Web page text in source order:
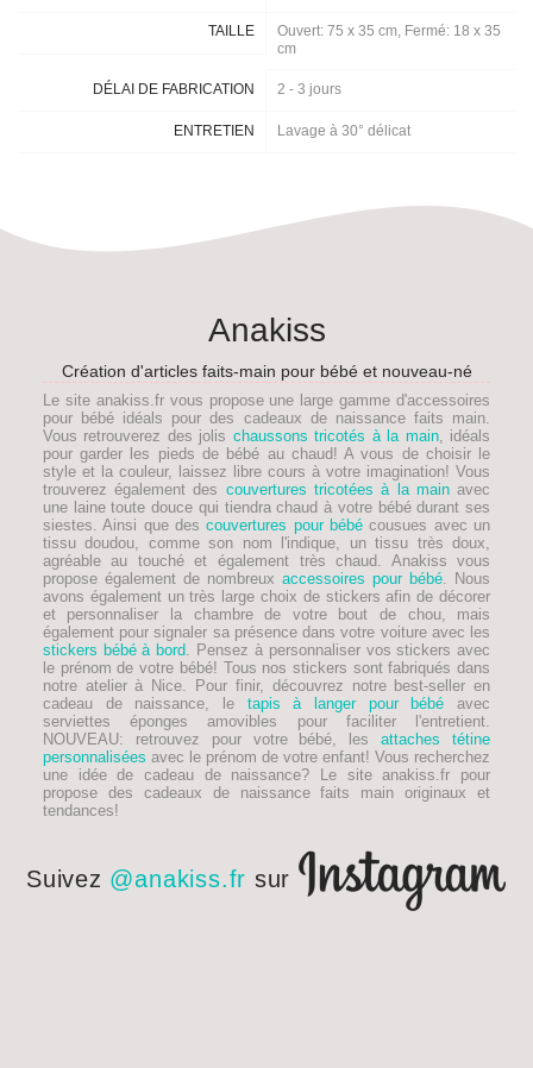
TAILLE
Ouvert: 75 x 35 cm, Fermé: 18 x 35
cm
DÉLAI DE FABRICATION 2 - 3 jours
ENTRETIEN Lavage à 30° délicat
Anakiss
Création d'articles faits-main pour bébé et nouveau-né
Le site anakiss.fr vous propose une large gamme d'accessoires
pour bébé idéals pour des cadeaux de naissance faits main.
Vous retrouverez des jolis chaussons tricotés à la main, idéals
pour garder les pieds de bébé au chaud! A vous de choisir le
style et la couleur, laissez libre cours à votre imagination! Vous
trouverez également des couvertures tricotées à la mainavec
une laine toute douce qui tiendra chaud à votre bébé durant ses
siestes. Ainsi que descouvertures pour bébé cousues avec un
tissu doudou, comme son nom l'indique, un tissu très doux,
agréable au touché et également très chaud. Anakiss vous
propose également de nombreuxaccessoires pour bébé. Nous
avons également un très large choix de stickers afin de décorer
et personnaliser la chambre de votre bout de chou, mais
également pour signaler sa présence dans votre voiture avec les
stickers bébé à bord. Pensez à personnaliser vos stickers avec
le prénom de votre bébé! Tous nos stickers sont fabriqués dans
notre atelier à Nice. Pour finir, découvrez notre best-seller en
cadeau de naissance, le tapis à langer pour bébé avec
serviettes éponges amovibles pour faciliter l'entretient.
NOUVEAU: retrouvez pour votre bébé, lesattaches tétine
personnalisées avec le prénom de votre enfant! Vous recherchez
une idée de cadeau de naissance? Le site anakiss.fr pour
propose des cadeaux de naissance faits main originaux et
tendances!
Suivez @anakiss.fr sur